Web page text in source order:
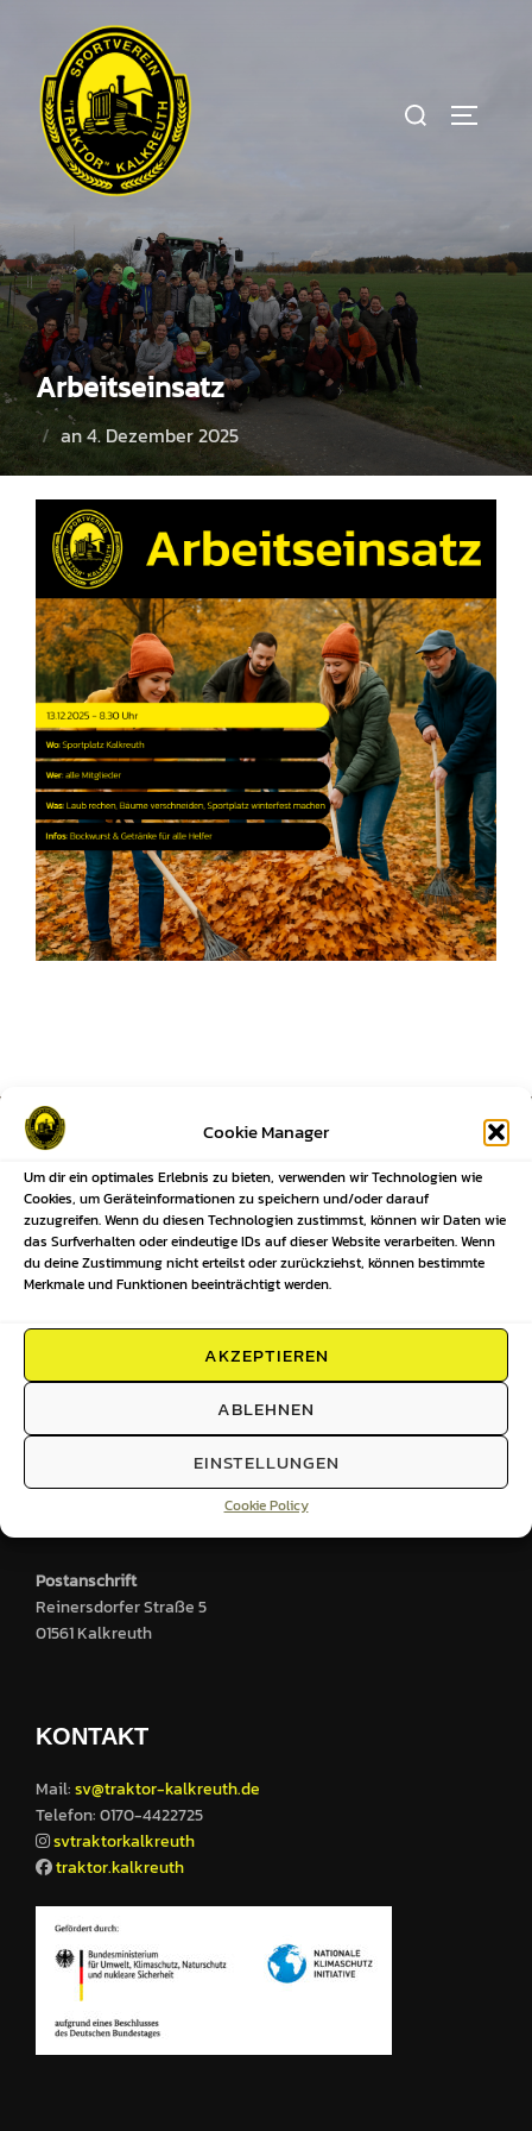
Cookie Manager
Um dir ein optimales Erlebnis zu bieten, verwenden wir Technologien wie
Cookies, um Geräteinformationen zu speichern und/oder darauf
zuzugreifen. Wenn du diesen Technologien zustimmst, können wir Daten wie
das Surfverhalten oder eindeutige IDs auf dieser Website verarbeiten. Wenn
du deine Zustimmung nicht erteilst oder zurückziehst, können bestimmte
Merkmale und Funktionen beeinträchtigt werden.
AKZEPTIEREN
ABLEHNEN
EINSTELLUNGEN
Cookie Policy
springen
Suchen
nach:
Arbeitseinsatz
anVeröffentlicht
4. Dezember 2025
Beitragsnavigation
Previous
SV Traktor Kalkreuth durch den
sächsischen Innenminister
ausgezeichnet
Postanschrift
Reinersdorfer Straße 5
01561 Kalkreuth
KONTAKT
Mail:sv@traktor-kalkreuth.de
Telefon: 0170-4422725
svtraktorkalkreuth
traktor.kalkreuth